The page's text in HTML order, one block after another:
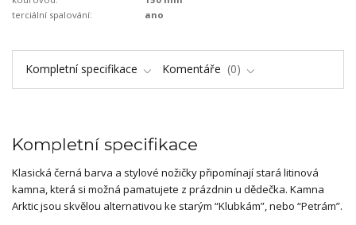
terciální spalování:
ano
Kompletní specifikace Komentáře 0
Kompletní specifikace
Klasická černá barva a stylové nožičky připomínají stará litinová
kamna, která si možná pamatujete z prázdnin u dědečka. Kamna
Arktic jsou skvělou alternativou ke starým “Klubkám”, nebo “Petrám”.